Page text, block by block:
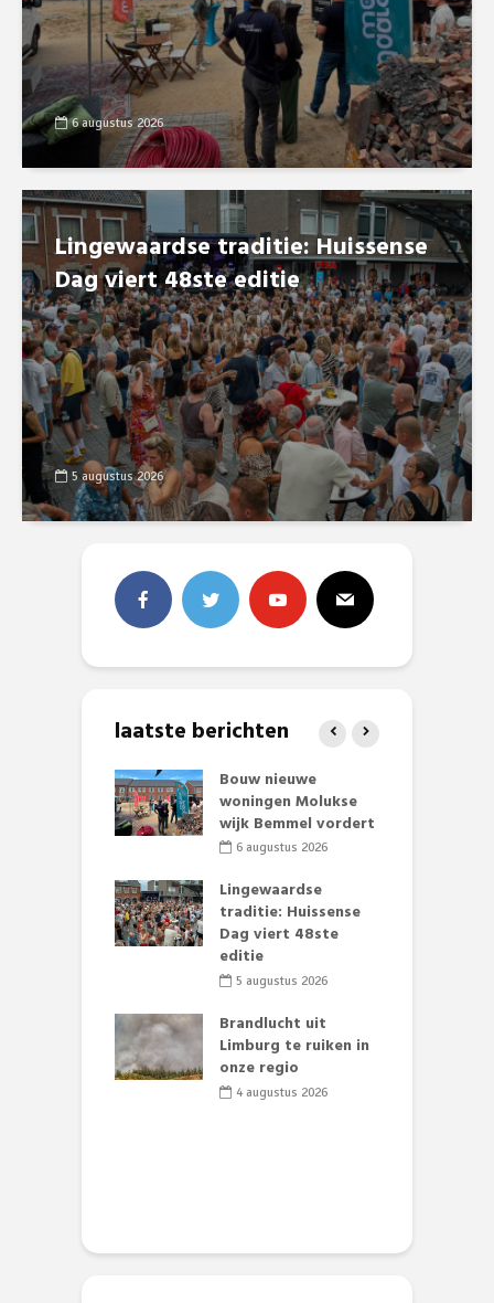
6 augustus 2026
Lingewaardse traditie: Huissense
Dag viert 48ste editie
5 augustus 2026
laatste berichten
Bouw nieuwe
woningen Molukse
wijk Bemmel vordert
6 augustus 2026
Lingewaardse
traditie: Huissense
Dag viert 48ste
editie
5 augustus 2026
Brandlucht uit
Limburg te ruiken in
onze regio
4 augustus 2026